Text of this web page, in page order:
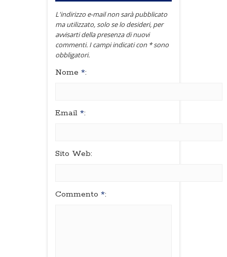
L'indirizzo e-mail non sarà pubblicato
ma utilizzato, solo se lo desideri, per
avvisarti della presenza di nuovi
commenti. I campi indicati con * sono
obbligatori.
Nome *:
Email *:
Sito Web:
Commento *: